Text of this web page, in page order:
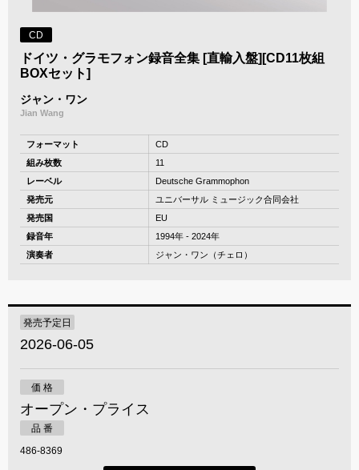
CD
ドイツ・グラモフォン録音全集 [直輸入盤][CD11枚組
BOXセット]
ジャン・ワン
Jian Wang
フォーマット
CD
組み枚数
11
レーベル
Deutsche Grammophon
発売元
ユニバーサル ミュージック合同会社
発売国
EU
録音年
1994年 - 2024年
演奏者
ジャン・ワン（チェロ）
発売予定日
2026-06-05
価 格
オープン・プライス
品 番
486-8369